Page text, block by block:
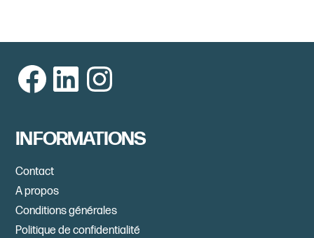
Facebook
LinkedIn
Instagram
INFORMATIONS
Contact
A propos
Conditions générales
Politique de confidentialité